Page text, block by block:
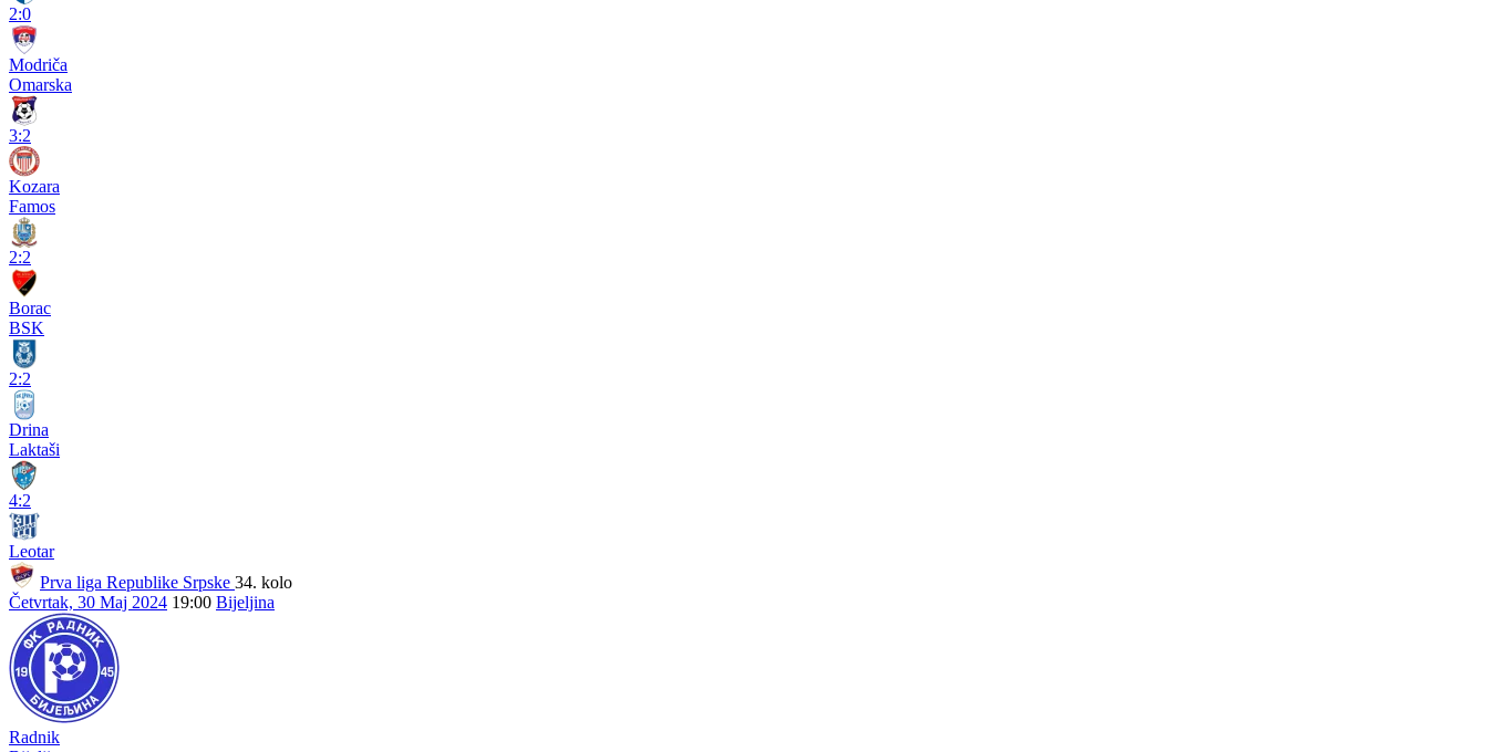
2:0
Modriča
Omarska
3:2
Kozara
Famos
2:2
Borac
BSK
2:2
Drina
Laktaši
4:2
Leotar
Prva liga Republike Srpske 34. kolo
Četvrtak, 30 Maj 2024 19:00 Bijeljina
Radnik